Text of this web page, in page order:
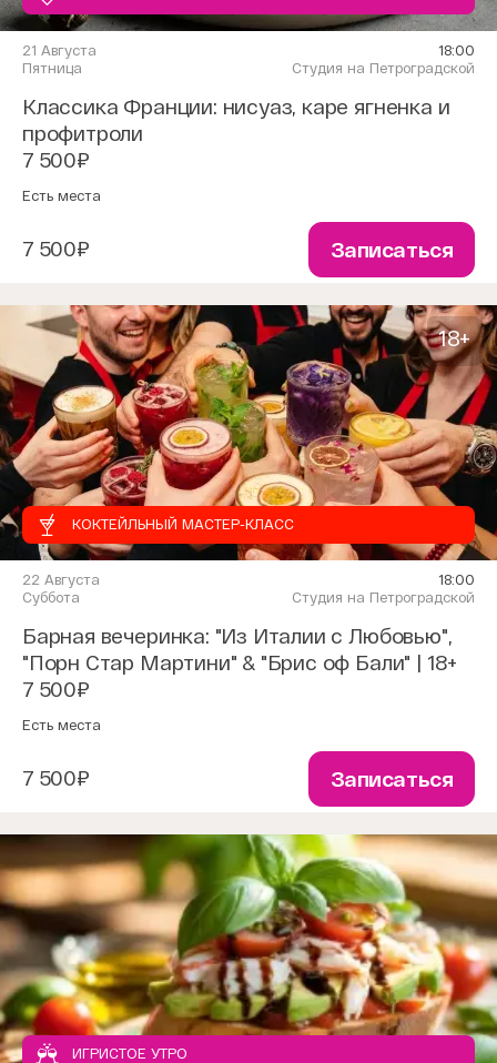
21 Августа
Пятница
18:00
Студия на Петроградской
Классика Франции: нисуаз, каре ягненка и
профитроли
7 500₽
Есть места
7 500₽ Записаться
18+
КОКТЕЙЛЬНЫЙ МАСТЕР-КЛАСС
22 Августа
Суббота
18:00
Студия на Петроградской
Барная вечеринка: "Из Италии с Любовью",
"Порн Стар Мартини" & "Брис оф Бали" | 18+
7 500₽
Есть места
7 500₽ Записаться
ИГРИСТОЕ УТРО